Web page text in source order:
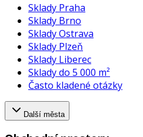
Sklady Praha
Sklady Brno
Sklady Ostrava
Sklady Plzeň
Sklady Liberec
Sklady do 5 000 m²
Často kladené otázky
Další města